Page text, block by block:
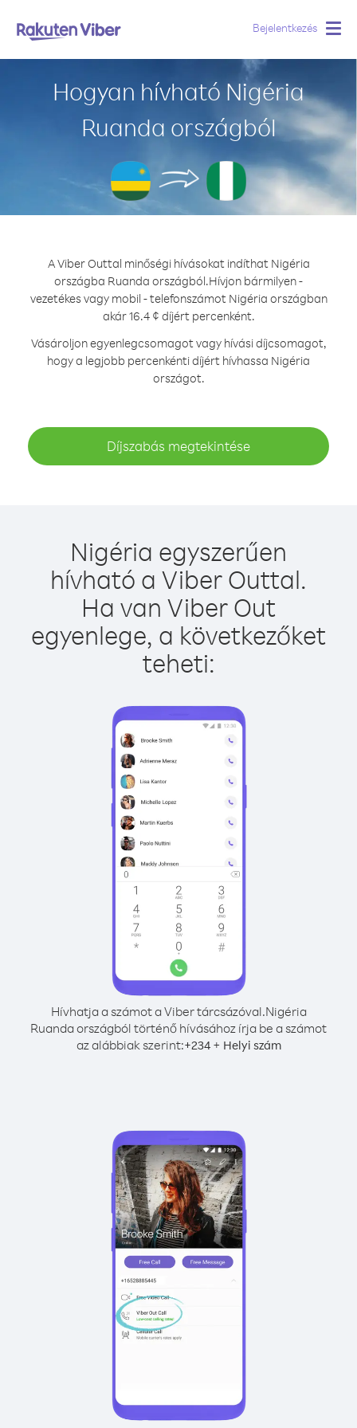
Bejelentkezés
Hogyan hívható Nigéria
Ruanda országból
A Viber Outtal minőségi hívásokat indíthat Nigéria
országba Ruanda országból.Hívjon bármilyen -
vezetékes vagy mobil - telefonszámot Nigéria országban
akár 16.4 ¢ díjért percenként.
Vásároljon egyenlegcsomagot vagy hívási díjcsomagot,
hogy a legjobb percenkénti díjért hívhassa Nigéria
országot.
Díjszabás megtekintése
Nigéria egyszerűen
hívható a Viber Outtal.
Ha van Viber Out
egyenlege, a következőket
teheti:
Hívhatja a számot a Viber tárcsázóval.Nigéria
Ruanda országból történő hívásához írja be a számot
az alábbiak szerint:+234+ Helyi szám